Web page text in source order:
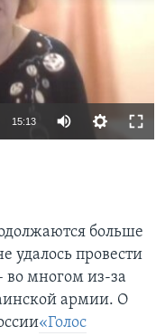
available
15:13
больше
удалось провести
во многом из-за
армии. О
«Голос